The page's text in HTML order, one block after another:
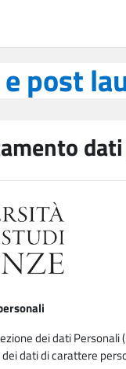
post
dei dati
dati di carattere